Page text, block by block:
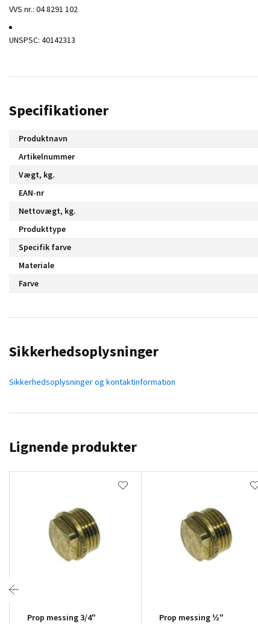
VVS nr.: 04 8291 102
UNSPSC: 40142313
Specifikationer
Produktnavn
Artikelnummer
Vægt, kg.
EAN-nr
Nettovægt, kg.
Produkttype
Specifik farve
Materiale
Farve
Sikkerhedsoplysninger
Sikkerhedsoplysninger og kontaktinformation
Lignende produkter
Prop messing 3/4" Prop messing ½"